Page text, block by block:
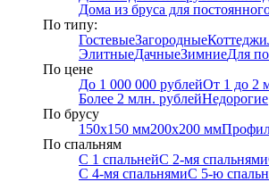
Дома из бруса для
По типу:
ГостевыеЗагородныеКоттеджи
ЭлитныеДачныеЗимниеДля
По цене
До 1 000 000 рублейОт 1 до 2
Более 2 млн. рублейНедорогие
По брусу
150х150 мм200х200 мм
По спальням
С 1 спальнейС 2-мя спальнями
С 4-мя спальнямиС 5-ю